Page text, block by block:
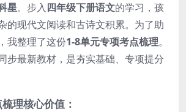
星。步入四年级下册语文的学习，孩
的现代文阅读和古诗文积累。为了助
我整理了这份1-8单元专项考点梳理。
步最新教材，是夯实基础、专项提分
理核心价值：